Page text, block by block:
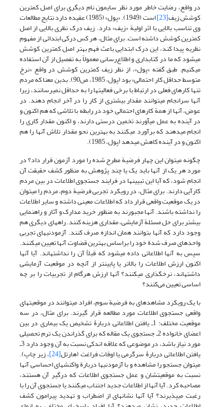
در واقع، رضایت خاطر مورد نظر سایمون نام دیگری برای اصل کمترین
کوشش زیف[23] است (1949). «پول» (1985) عقیده دارد نتایج مطالعات
وی تناسب بالایی با اثر اولیة «زیف» دارد. زیف درک نظری بالایی از اصل
کمترین کوشش داشته است. برای مثال، هر کس درکی ابتدائی از مفهوم
نظریه پیدا ­کند، این درک ابتدایی باعث فهم بهتر اصل کمترین کوشش
می­شود که ما در کتابداری و اطلاع‌رسانی معمولاً به تفصیل از آن استفاده
می­کنیم. طبق گفته «پول»، از نظر زیف کمترین کوشش در واقع «نرخ
متوسط حداقل کار احتمالی» بود (پول، 1985، ص90). بدین معنا که مردم
تنها کارهای فعلی در ارتباط با برخی فعالیتها را به حداقل نمی­رسانند، زیرا
آنها سرانجام می­توانند مقدار بیشتری از کار را در آخر انجام دهند. در
عوض، آنها از همة کارهای احتمالی خود در رابطه با تلاشی که هم اکنون و
در آینده به عمل می­آورند تخمین درستی دارند، و اکنون مقدار کاری را
انجام می­دهند که برآورد می­کنند به بهترین نحو مقدار تلاش آنها را هم
اکنون و در آینده کاهش می­دهد (پول، 1985).
چگونه می­توان این چهار فرضیة مطرح شده را مورد آزمون قرار داد؟ در
مورد هر یک از آنها باید یک یا چند پژوهش به منظور کشف حقیقت آن
انجام شود، که آیا این تبیین­ها در فرایند جستجوی اطلاعات در بین مردم
کارآیی دارند. برای مثال، در رویکرد تجربی فرضیة دوم، مردم را می­توان
در یک موقعیت واقعی قرار داد که اطلاعات معینی داشته و سایر اطلاعات
را نداشته باشند. آنها مجبورند به منظور خرید مدارک و آثار و راهنمایی
بیشتر برای حل مسئلة آزمایشی، مقداری هزینه کنند. راه­های دیگری هم
وجود دارد که آنها بتوانند همان اندازه صرف کنند. آزمودنیهای تجربی
واحدهای صرف شدة خود را براساس بهترین قضاوت آنها تعیین می­کنند.
سپس به آنها اطلاعاتی داده می­شود که قبلاً آن را نداشته­اند. آیا آنها
اکنون ارزش اطلاعات را بالاتر یا پایین­تر از آنچه در موقعیت آزمایشی
داشته­اند، نرخ­گذاری می­کنند؟ آنها ارزش هرگام از تجربیات را بر چه
اساسی تعیین می‌کنند؟
با یک رویکرد مشاهده­ای به فرضیة سوم، افراد می­توانند در موقعیتهای
واقعی جستجوی اطلاعات مورد مطالعه قرار گیرند. برای مثال، در سه
موقعیت مختلف: 1ـ یافتن اطلاعاتی دربارۀ تشخیص یک بیماری در بین
اعضای خانواده 2ـ جستجوی یک مقاله که برای گذراندن یک ترم تحصیلی
مورد نیاز باشد، در موضوعی که علاقه اندکی نسبت به آن وجود دارد 3ـ
یافتن اطلاعاتی دربارۀ سرگرمی یا اوقات فراغت (هارتل[24] ، زیر چاپ).
می­توان جستجو را مشاهده و با آزمودنیها دربارة واکنشهای احساسی آنها
نسبت به موقعیتشان و عمل جستجوی اطلاعات که درگیر آن هستند،
مصاحبه کرد. آیا آنها از اطلاعات جدید اجتناب می­کنند یا جستجوی آن را با
رغبت می­پذیرند؟ آیا آنها نشانه­ای از اضطراب و تهدید پیرامون کشف